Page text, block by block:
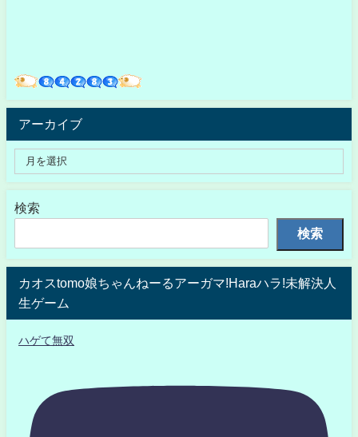
アーカイブ
検索
検索
カオスtomo娘ちゃんねーるアーガマ!Haraハラ!未解決人
生ゲーム
ハゲて無双